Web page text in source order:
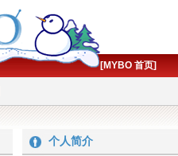
[MYBO 首页]
个人简介